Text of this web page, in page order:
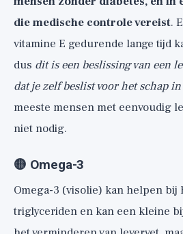
die medische controle vereist.
vitamine E gedurende lange tijd
dus dit is een beslissing van een
dat je zelf beslist voor het schap
meeste mensen met eenvoudig
niet nodig.
🟡 Omega-3
Omega-3 (visolie) kan helpen bij
triglyceriden en kan een kleine